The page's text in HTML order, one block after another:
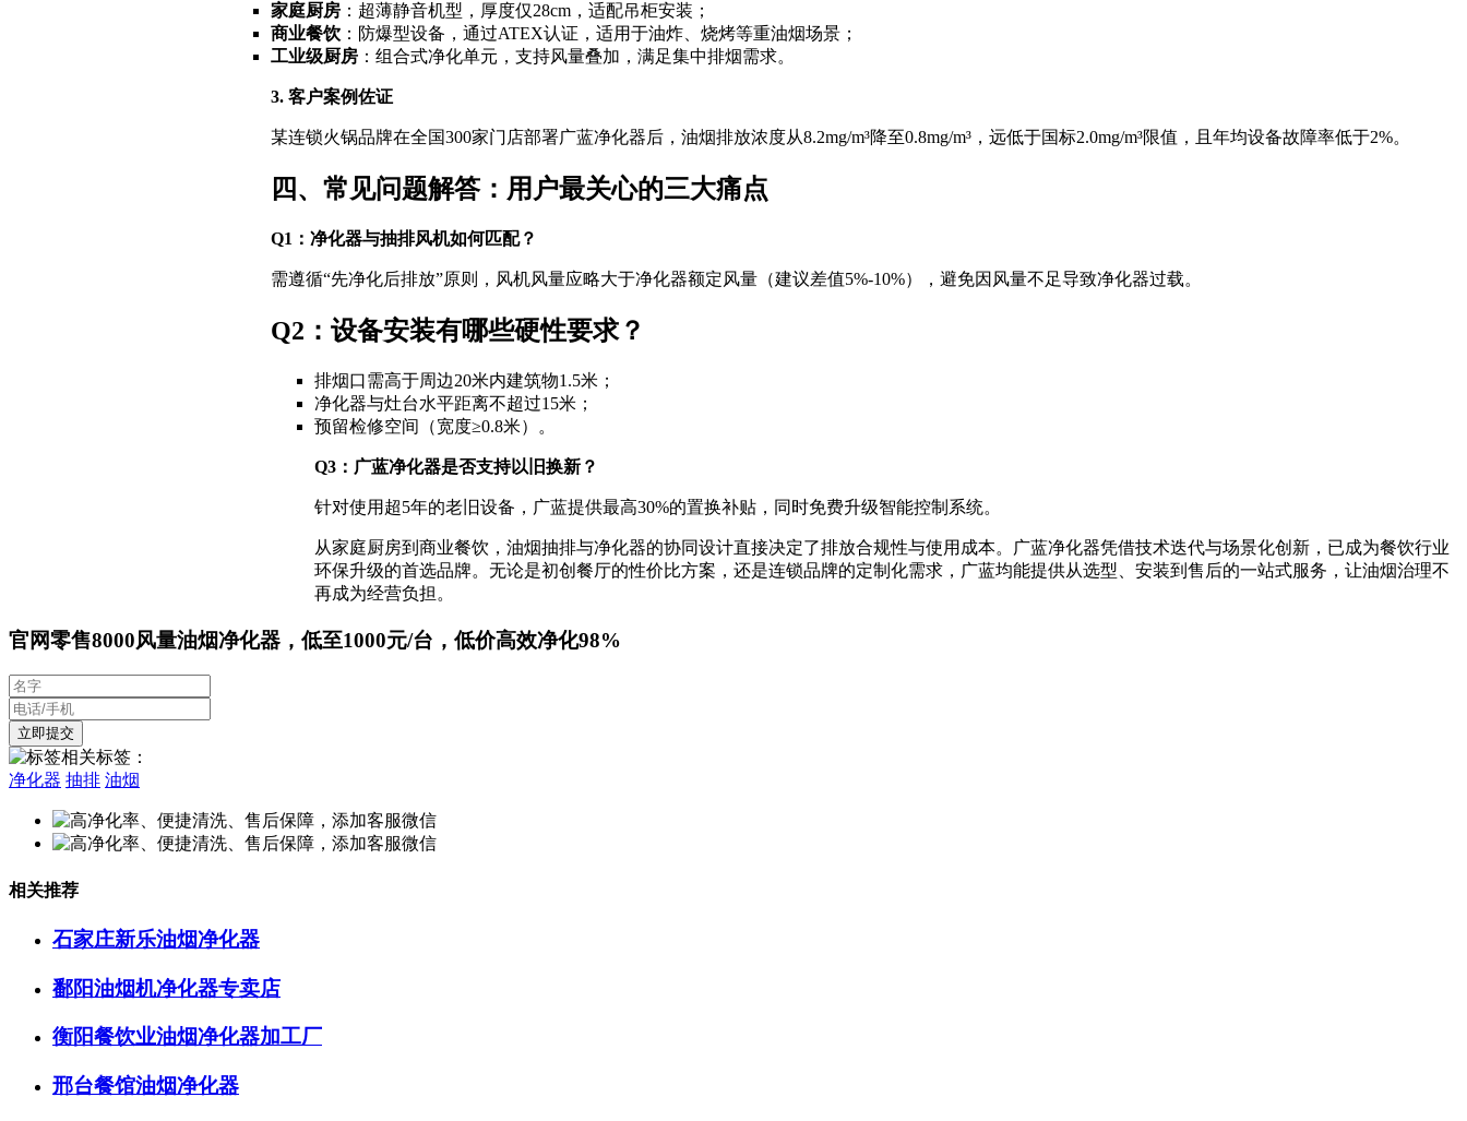
家庭厨房 ：超薄静音机型，厚度仅28cm，适配吊柜安装；
商业餐饮 ：防爆型设备，通过ATEX认证，适用于油炸、烧烤等重油烟场景；
工业级厨房 ：组合式净化单元，支持风量叠加，满足集中排烟需求。
3. 客户案例佐证
某连锁火锅品牌在全国300家门店部署广蓝净化器后，油烟排放浓度从8.2mg/m³降至0.8mg/m³，远低于国标2.0mg/m³限值，且年均设备故障率低于2%。
四、常见问题解答：用户最关心的三大痛点
Q1：净化器与抽排风机如何匹配？
需遵循“先净化后排放”原则，风机风量应略大于净化器额定风量（建议差值5%-10%），避免因风量不足导致净化器过载。
Q2：设备安装有哪些硬性要求？
排烟口需高于周边20米内建筑物1.5米；
净化器与灶台水平距离不超过15米；
预留检修空间（宽度≥0.8米）。
Q3：广蓝净化器是否支持以旧换新？
针对使用超5年的老旧设备，广蓝提供最高30%的置换补贴，同时免费升级智能控制系统。
从家庭厨房到商业餐饮，油烟抽排与净化器的协同设计直接决定了排放合规性与使用成本。广蓝净化器凭借技术迭代与场景化创新，已成为餐饮行业
环保升级的首选品牌。无论是初创餐厅的性价比方案，还是连锁品牌的定制化需求，广蓝均能提供从选型、安装到售后的一站式服务，让油烟治理不
再成为经营负担。
官网零售8000风量油烟净化器，低至1000元/台，低价高效净化98%
相关标签：
净化器 抽排 油烟
相关推荐
石家庄新乐油烟净化器
鄱阳油烟机净化器专卖店
衡阳餐饮业油烟净化器加工厂
邢台餐馆油烟净化器